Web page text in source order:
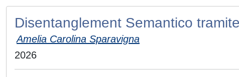
Disentanglement Semantico
Amelia Carolina Sparavigna
2026